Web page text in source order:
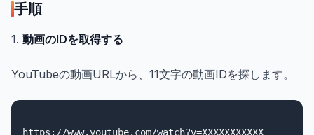
手順
1. 動画のIDを取得する
YouTubeの動画URLから、11文字の動画IDを探します。
https://www.youtube.com/watch?v=XXXXXXXXXXX